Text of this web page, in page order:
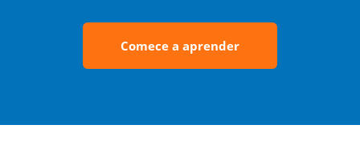
Comece a aprender